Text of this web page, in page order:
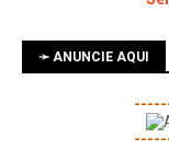
➛ ANUNCIE AQUI